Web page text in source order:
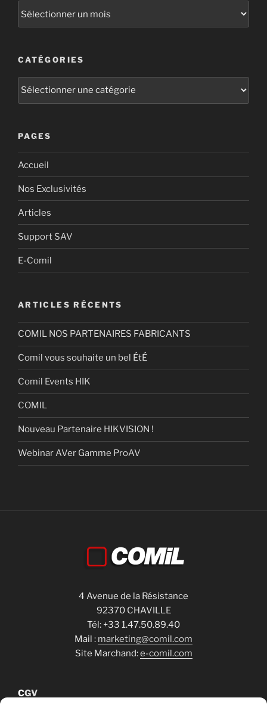
CATÉGORIES
PAGES
Accueil
Nos Exclusivités
Articles
Support SAV
E-Comil
ARTICLES RÉCENTS
COMIL NOS PARTENAIRES FABRICANTS
Comil vous souhaite un bel ÉtÉ
Comil Events HIK
COMIL
Nouveau Partenaire HIKVISION !
Webinar AVer Gamme ProAV
4 Avenue de la Résistance
92370 CHAVILLE
Tél: +33 1.47.50.89.40
Mail : marketing@comil.com
Site Marchand:e-comil.com
CGV